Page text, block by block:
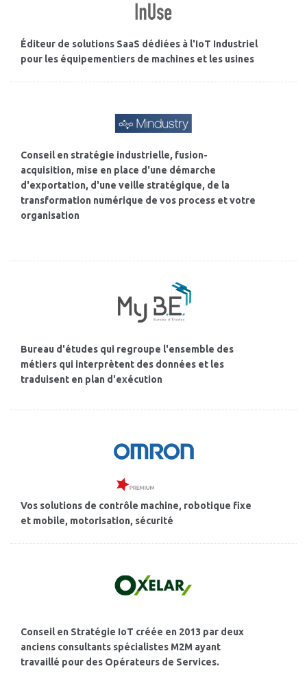
Éditeur de solutions SaaS dédiées à l'IoT Industriel
pour les équipementiers de machines et les usines
Conseil en stratégie industrielle, fusion-
acquisition, mise en place d'une démarche
d'exportation, d'une veille stratégique, de la
transformation numérique de vos process et votre
organisation
Bureau d'études qui regroupe l'ensemble des
métiers qui interprètent des données et les
traduisent en plan d'exécution
Vos solutions de contrôle machine, robotique fixe
et mobile, motorisation, sécurité
Conseil en Stratégie IoT créée en 2013 par deux
anciens consultants spécialistes M2M ayant
travaillé pour des Opérateurs de Services.